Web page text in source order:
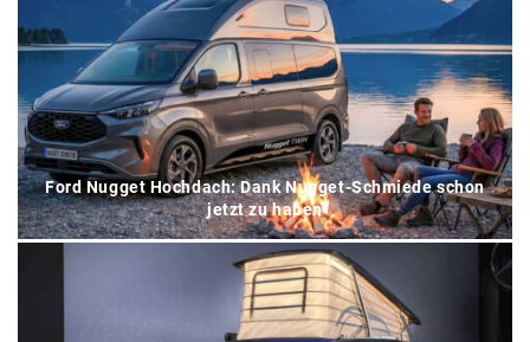
Ford Nugget Hochdach: Dank Nugget-Schmiede schon
jetzt zu haben